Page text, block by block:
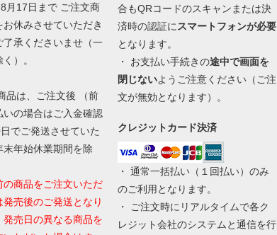
月17日まで ご注文商
休みさせていただき
了承くださいませ（一
）。
品は、ご注文後 （前
いの場合はご入金確認
でご発送させていた
末年始休業期間を除
の商品をご注文いただ
発売後のご発送となり
発売日の異なる商品を
合もQRコードのスキャンまたは決
済時の認証に スマートフォンが必要
となります。
・ お支払い手続きの途中で画面を
閉じないようご注意ください（ご注
文が無効となります）。
クレジットカード決済
・ 通常一括払い（１回払い）のみ
のご利用となります。
・ ご注文時にリアルタイムで各ク
レジット会社のシステムと通信を行